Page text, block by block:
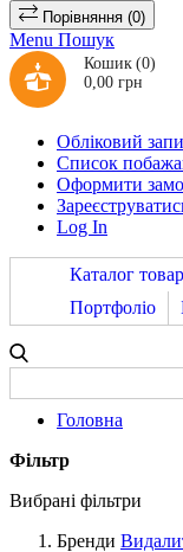
Порівняння (0)
Menu Пошук
Кошик (0)
0,00 грн
Обліковий
Список
Оформити
Log In
Каталог
Портфоліо
Головна
Фільтр
Вибрані фільтри
Бренди